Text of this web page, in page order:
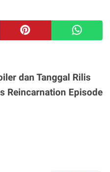
dan Tanggal Rilis
Reincarnation Episode